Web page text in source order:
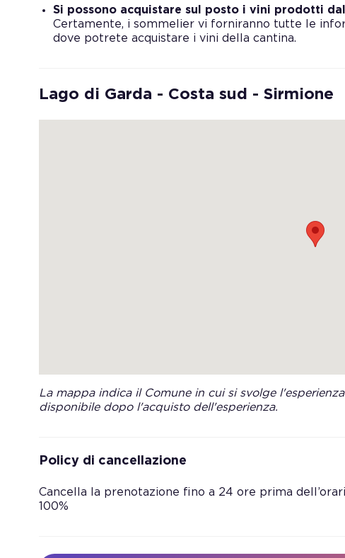
Si possono acquistare sul posto i vini prodotti
Certamente, i sommelier vi forniranno tutte le
dove potrete acquistare i vini della cantina.
Lago di Garda - Costa sud - Sirmione
La mappa indica il Comune in cui si svolge
disponibile dopo l'acquisto dell'esperienza.
Policy di cancellazione
Cancella la prenotazione fino a 24 ore prima
100%